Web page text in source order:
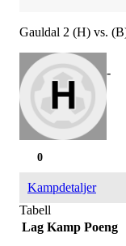
Gauldal 2 (H) vs.
-
0
Kampdetaljer
Tabell
Lag Kamp Poeng